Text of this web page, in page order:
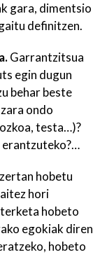
gara, dimentsio
definitzen.
Garrantzitsua
egin dugun
behar beste
ondo
testa…)?
erantzuteko?…
hobetu
hori
hobeto
egokiak diren
hobeto